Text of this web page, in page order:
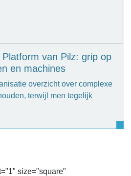
van Pilz: grip op
en machines
overzicht over complexe
terwijl men tegelijk
size="square"